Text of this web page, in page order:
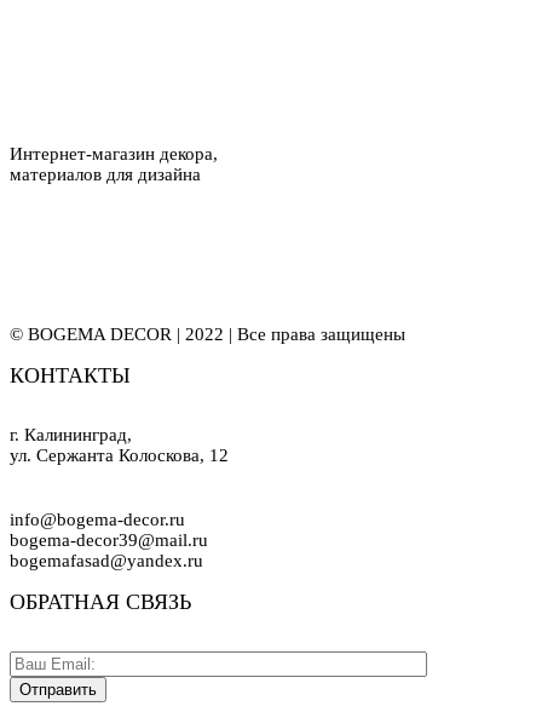
Интернет-магазин декора,
материалов для дизайна
© BOGEMA DECOR | 2022 | Все права защищены
КОНТАКТЫ
г. Калининград,
ул. Сержанта Колоскова, 12
info@bogema-decor.ru
bogema-decor39@mail.ru
bogemafasad@yandex.ru
ОБРАТНАЯ СВЯЗЬ